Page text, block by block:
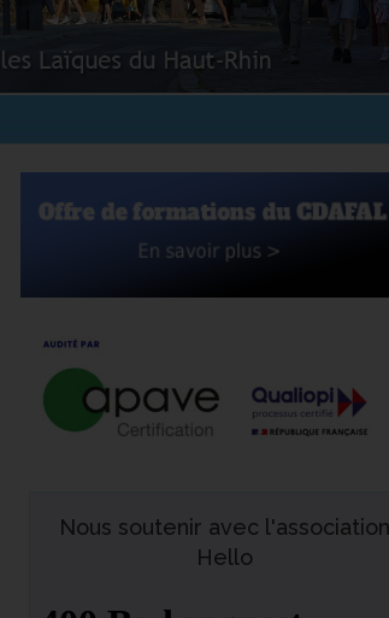
Nous soutenir avec l'association
Hello